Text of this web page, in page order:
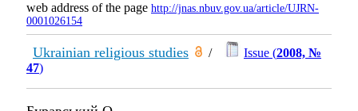
web address of the page http://jnas.nbuv.gov.ua/article/UJRN-
0001026154
Ukrainian religious studies / Issue (2008, №
47)